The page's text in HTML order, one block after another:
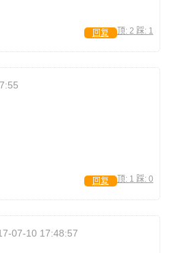
顶: 2 踩: 1
回复
顶: 1 踩: 0
回复
07-10 17:48:57